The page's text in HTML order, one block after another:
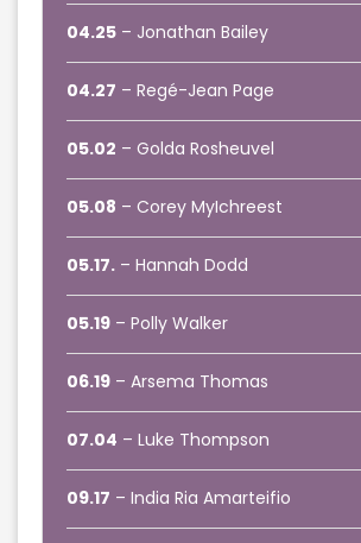
04.25 – Jonathan Bailey
04.27 – Regé-Jean Page
05.02 – Golda Rosheuvel
05.08 – Corey MyIchreest
05.17. – Hannah Dodd
05.19 – Polly Walker
06.19 – Arsema Thomas
07.04 – Luke Thompson
09.17 – India Ria Amarteifio